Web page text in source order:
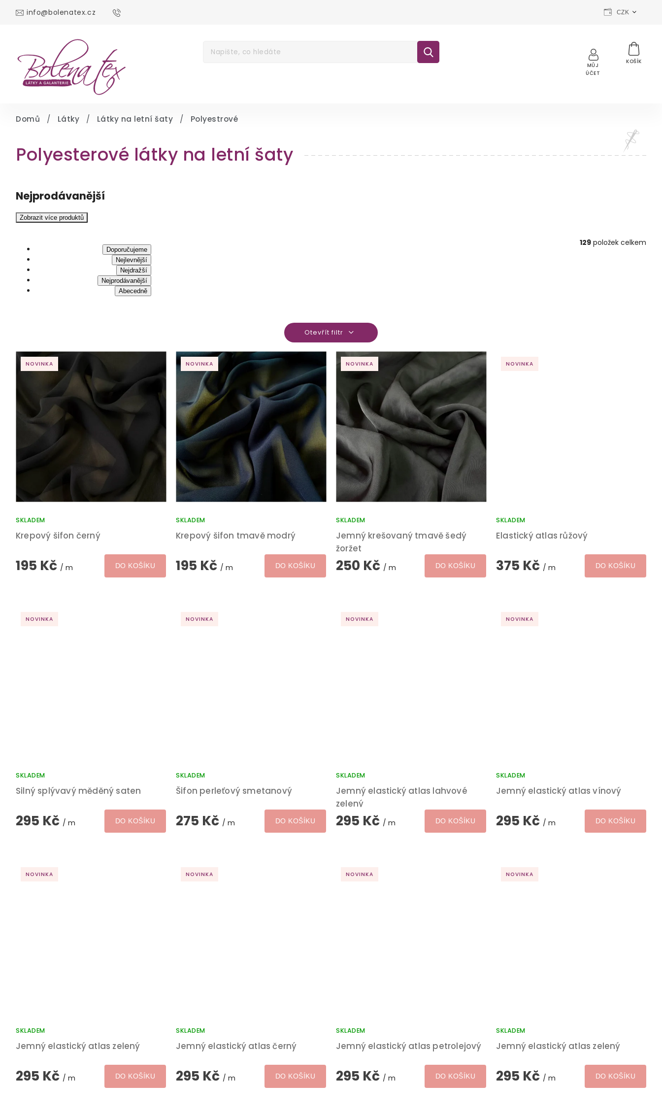
info@bolenatex.cz CZK
Přihlášení
Domů / Látky / Látky na letní šaty / Polyestrové
Polyesterové látky na letní šaty
Nejprodávanější
Zobrazit více produktů
Doporučujeme
Nejlevnější
Nejdražší
Nejprodávanější
Abecedně
129 položek celkem
Otevřít filtr
NOVINKA
Krepový šifon černý
SKLADEM
195 Kč / m DO KOŠÍKU
NOVINKA
Krepový šifon tmavě modrý
SKLADEM
195 Kč / m DO KOŠÍKU
NOVINKA
Jemný krešovaný tmavě šedý
žoržet
SKLADEM
250 Kč / m DO KOŠÍKU
NOVINKA
Elastický atlas růžový
SKLADEM
375 Kč / m DO KOŠÍKU
NOVINKA
Silný splývavý měděný saten
SKLADEM
295 Kč / m DO KOŠÍKU
NOVINKA
Šifon perleťový smetanový
SKLADEM
275 Kč / m DO KOŠÍKU
NOVINKA
Jemný elastický atlas lahvové
zelený
SKLADEM
295 Kč / m DO KOŠÍKU
NOVINKA
Jemný elastický atlas vínový
SKLADEM
295 Kč / m DO KOŠÍKU
NOVINKA
Jemný elastický atlas zelený
SKLADEM
295 Kč / m DO KOŠÍKU
NOVINKA
Jemný elastický atlas černý
SKLADEM
295 Kč / m DO KOŠÍKU
NOVINKA
Jemný elastický atlas petrolejový
SKLADEM
295 Kč / m DO KOŠÍKU
NOVINKA
Jemný elastický atlas zelený
SKLADEM
295 Kč / m DO KOŠÍKU